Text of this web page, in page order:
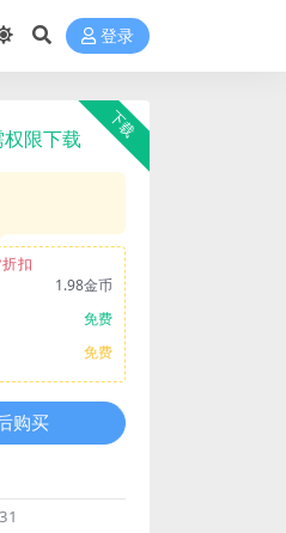
登录
下载
限下载
扣
1.98金币
免费
免费
购买